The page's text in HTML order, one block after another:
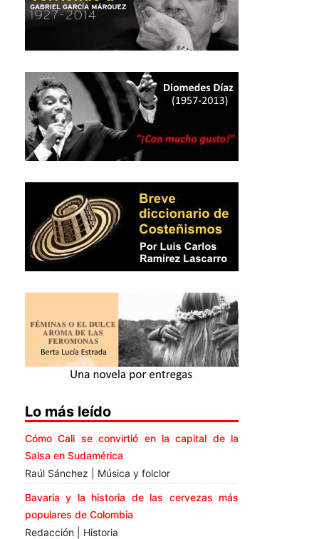
Lo más leído
Cómo Cali se convirtió en la capital de la
Salsa en Sudamérica
Raúl Sánchez | Música y folclor
Bavaria y la historia de las cervezas más
populares de Colombia
Redacción | Historia